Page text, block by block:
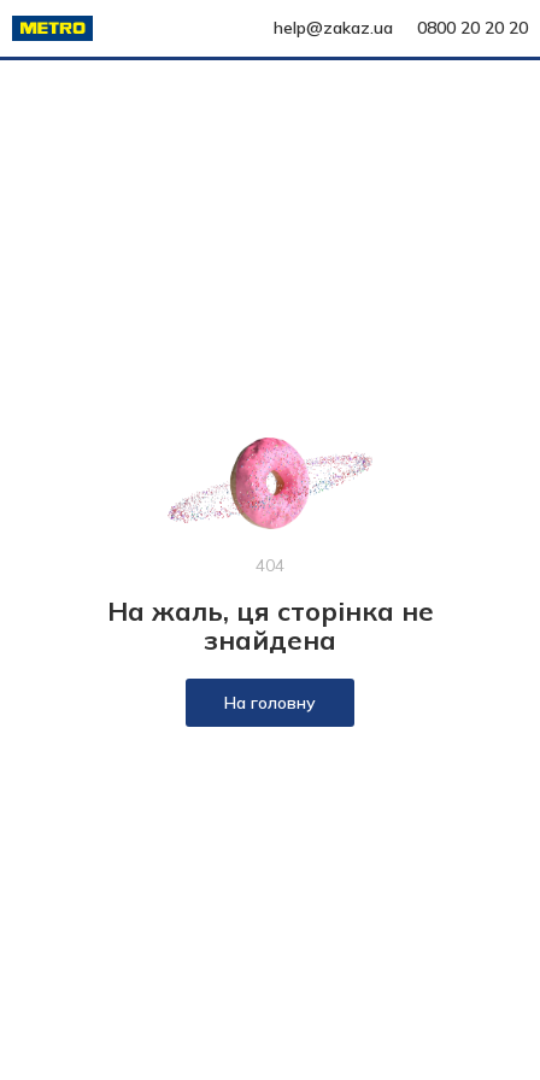
help@zakaz.ua 0800 20 20 20
404
На жаль, ця сторінка не
знайдена
На головну